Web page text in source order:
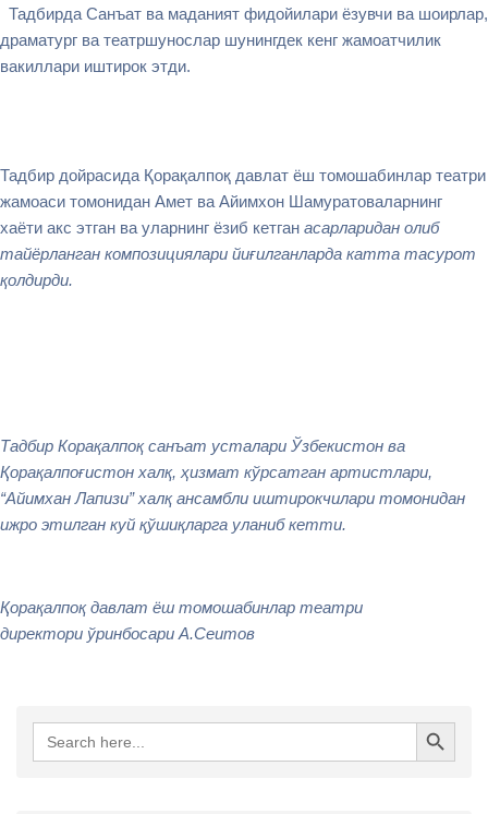
Тадбирда Санъат ва маданият фидойилари ёзувчи ва шоирлар,
драматург ва театршунослар шунингдек кенг жамоатчилик
вакиллари иштирок этди.
Тадбир дойрасида Қорақалпоқ давлат ёш томошабинлар театри
жамоаси томонидан Амет ва Айимхон Шамуратоваларнинг
хаёти акс этган ва уларнинг ёзиб кетган асарларидан олиб
тайёрланган композициялари йиғилганларда катта тасурот
қолдирди.
Тадбир Корақалпоқ санъат усталари Ўзбекистон ва
Қорақалпоғистон халқ, ҳизмат кўрсатган артистлари,
“Айимхан Лапизи” халқ ансамбли иштирокчилари томонидан
ижро этилган куй қўшиқларга уланиб кетти.
Қорақалпоқ давлат ёш томошабинлар театри
директори ўринбосари А.Сеитов
Search
for:
Search Button